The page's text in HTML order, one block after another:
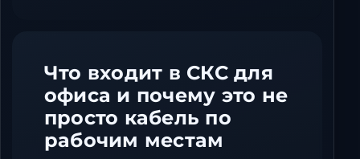
Что входит в СКС для
офиса и почему это не
просто кабель по
рабочим местам